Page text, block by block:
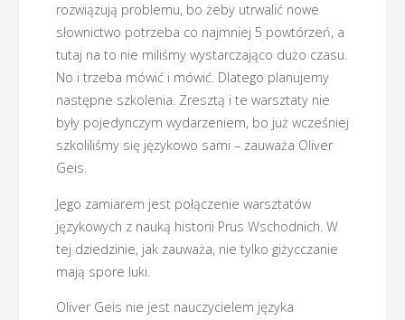
rozwiązują problemu, bo żeby utrwalić nowe
słownictwo potrzeba co najmniej 5 powtórzeń, a
tutaj na to nie miliśmy wystarczająco dużo czasu.
No i trzeba mówić i mówić. Dlatego planujemy
następne szkolenia. Zresztą i te warsztaty nie
były pojedynczym wydarzeniem, bo już wcześniej
szkoliliśmy się językowo sami – zauważa Oliver
Geis.
Jego zamiarem jest połączenie warsztatów
językowych z nauką historii Prus Wschodnich. W
tej dziedzinie, jak zauważa, nie tylko giżycczanie
mają spore luki.
Oliver Geis nie jest nauczycielem języka